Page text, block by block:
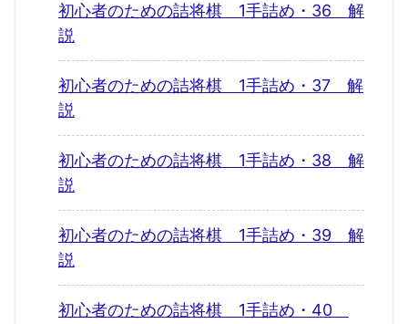
初心者のための詰将棋 1手詰め・36 解
説
初心者のための詰将棋 1手詰め・37 解
説
初心者のための詰将棋 1手詰め・38 解
説
初心者のための詰将棋 1手詰め・39 解
説
初心者のための詰将棋 1手詰め・40